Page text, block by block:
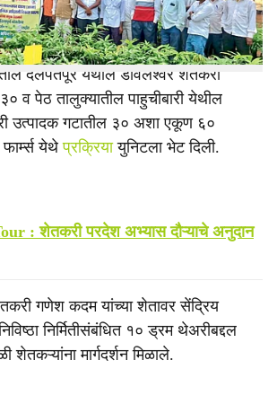
दलपतपूर येथील डावलेश्वर शेतकरी
व पेठ तालुक्यातील पाहुचीबारी येथील
उत्पादक गटातील ३० अशा एकूण ६०
फार्म्स येथेप्रक्रियायुनिटला भेट दिली.
: शेतकरी परदेश अभ्यास दौऱ्याचे अनुदान
गणेश कदम यांच्या शेतावर सेंद्रिय
निर्मितीसंबंधित १० ड्रम थेअरीबद्दल
शेतकऱ्यांना मार्गदर्शन मिळाले.